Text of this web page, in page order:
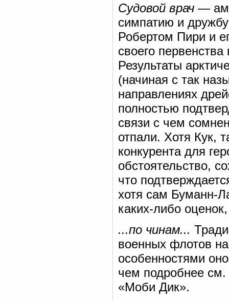
Судовой врач —
симпатию и
Робертом Пири и
своего
Результаты
(начиная с так
направлениях
полностью
связи с чем
отпали. Хотя Кук,
конкурента для
обстоятельство,
что
хотя сам Буманн-
каких-либо
...по чинам...
военных флотов
особенностями
чем подробнее см.
«Моби Дик».